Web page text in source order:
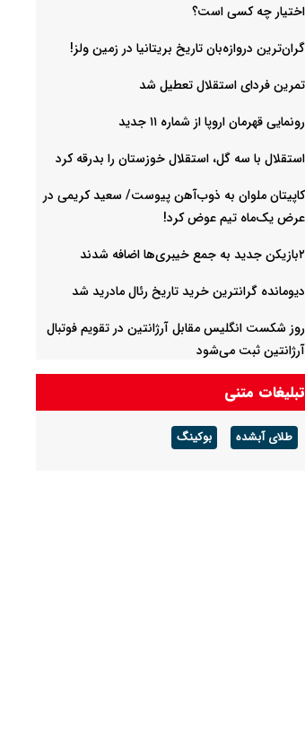
اختیار چه کسی است؟
گران‌ترین دروازه‌بان تاریخ بریتانیا در زمین ولز!
تمرین فردای استقلال تعطیل شد
رونمایی قهرمان اروپا از شماره ۱۱ جدید
استقلال با سه گل، استقلال خوزستان را بدرقه کرد
کاپیتان ملوان به ذوب‌آهن پیوست/ سعید کریمی در
عرض یک‌ماه تیم عوض کرد!
۲بازیکن جدید به جمع خیبری‌ها اضافه شدند
دیومانده گرانترین خرید تاریخ رئال مادرید شد
روز شکست انگلیس مقابل آرژانتین در تقویم فوتبال
آرژانتین ثبت می‌شود
تبلیغات متنی
طلای آبشده بوکینگ